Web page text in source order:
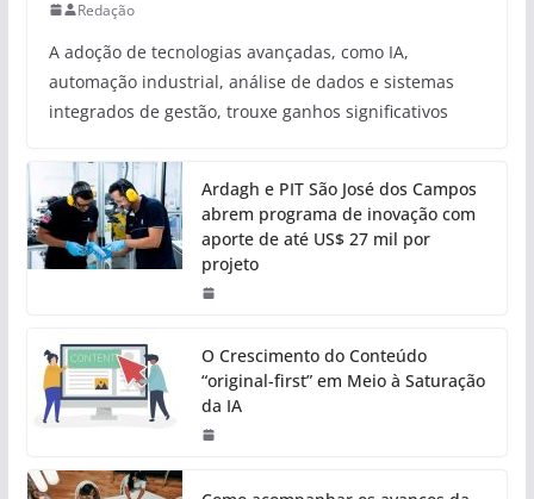
Redação
A adoção de tecnologias avançadas, como IA,
automação industrial, análise de dados e sistemas
integrados de gestão, trouxe ganhos significativos
Ardagh e PIT São José dos Campos
abrem programa de inovação com
aporte de até US$ 27 mil por
projeto
O Crescimento do Conteúdo
“original-first” em Meio à Saturação
da IA